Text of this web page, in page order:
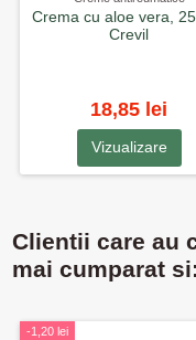
Crema cu aloe vera,
Crevil
18,85 lei
Vizualizare
Clientii care au
mai cumparat si:
-1,20 lei